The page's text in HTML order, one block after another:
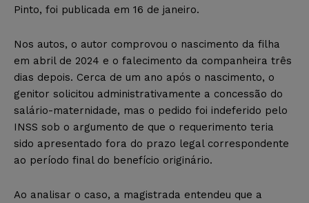
Pinto, foi publicada em 16 de janeiro.
Nos autos, o autor comprovou o nascimento da filha
em abril de 2024 e o falecimento da companheira três
dias depois. Cerca de um ano após o nascimento, o
genitor solicitou administrativamente a concessão do
salário-maternidade, mas o pedido foi indeferido pelo
INSS sob o argumento de que o requerimento teria
sido apresentado fora do prazo legal correspondente
ao período final do benefício originário.
Ao analisar o caso, a magistrada entendeu que a